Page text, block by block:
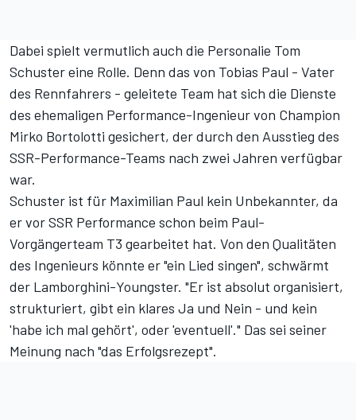
Dabei spielt vermutlich auch die Personalie Tom
Schuster eine Rolle. Denn das von Tobias Paul - Vater
des Rennfahrers - geleitete Team hat sich die Dienste
des ehemaligen Performance-Ingenieur von Champion
Mirko Bortolotti gesichert, der durch den Ausstieg des
SSR-Performance-Teams nach zwei Jahren verfügbar
war.
Schuster ist für Maximilian Paul kein Unbekannter, da
er vor SSR Performance schon beim Paul-
Vorgängerteam T3 gearbeitet hat. Von den Qualitäten
des Ingenieurs könnte er "ein Lied singen", schwärmt
der Lamborghini-Youngster. "Er ist absolut organisiert,
strukturiert, gibt ein klares Ja und Nein - und kein
'habe ich mal gehört', oder 'eventuell'." Das sei seiner
Meinung nach "das Erfolgsrezept".